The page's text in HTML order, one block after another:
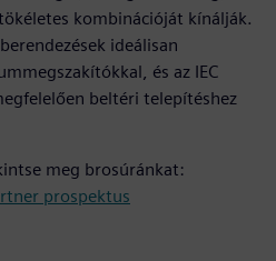
kombinációját kínálják.
ideálisan
és az IEC
beltéri telepítéshez
meg brosúránkat:
prospektus